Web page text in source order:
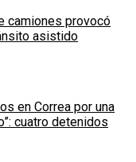
camiones provocó
asistido
en Correa por una
cuatro detenidos